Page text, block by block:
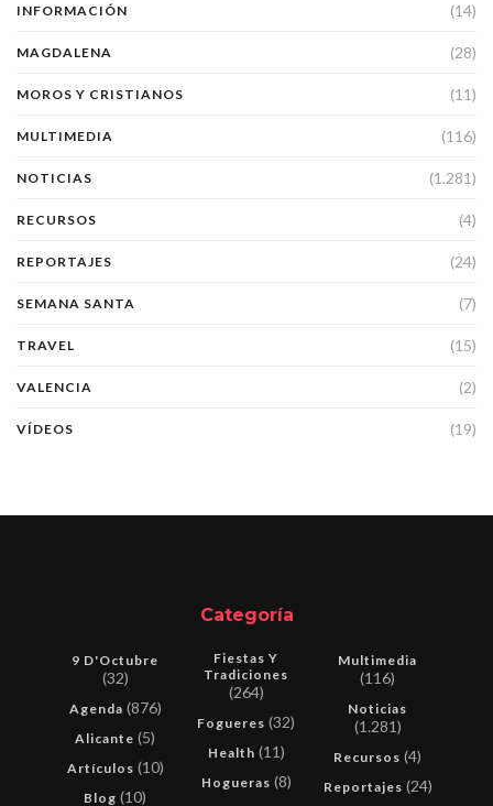
INFORMACIÓN (14)
MAGDALENA (28)
MOROS Y CRISTIANOS (11)
MULTIMEDIA (116)
NOTICIAS (1.281)
RECURSOS (4)
REPORTAJES (24)
SEMANA SANTA (7)
TRAVEL (15)
VALENCIA (2)
VÍDEOS (19)
Categoría
9 D'Octubre
(32)
Agenda (876)
Alicante (5)
Artículos (10)
Blog (10)
Fiestas Y
Tradiciones
(264)
Fogueres (32)
Health (11)
Hogueras (8)
Multimedia
(116)
Noticias
(1.281)
Recursos (4)
Reportajes (24)